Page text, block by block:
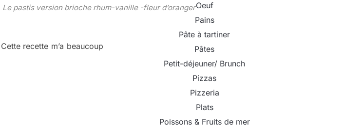
Le pastis version brioche rhum-vanille -fleur d’oranger
recette m’a beaucoup
Oeuf
Pains
Pâte à tartiner
Pâtes
Petit-déjeuner/ Brunch
Pizzas
Pizzeria
Plats
Poissons & Fruits de mer